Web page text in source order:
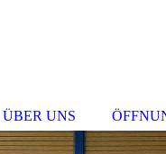
ÜBER UNS